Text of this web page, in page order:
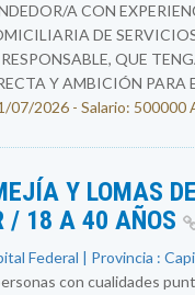
A CON
DE
QUE
Y AMBICIÓN PARA
07/2026 - Salario: 500000
Y LOMAS
/ 18 A 40 AÑOS
Federal | Provincia :
con cualidades